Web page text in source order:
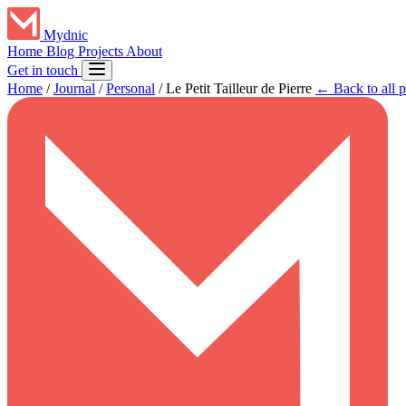
Mydnic
Home Blog Projects About
Get in touch
Home / Journal / Personal / Le Petit Tailleur de Pierre ← Back to all